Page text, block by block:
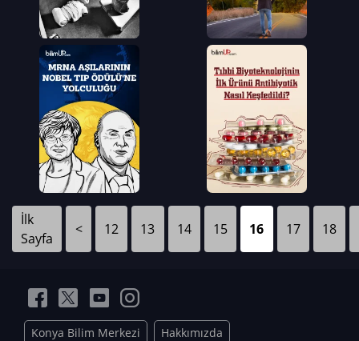
İlk
Sayfa
< 12 13 14 15 16 17 18
Konya Bilim Merkezi Hakkımızda